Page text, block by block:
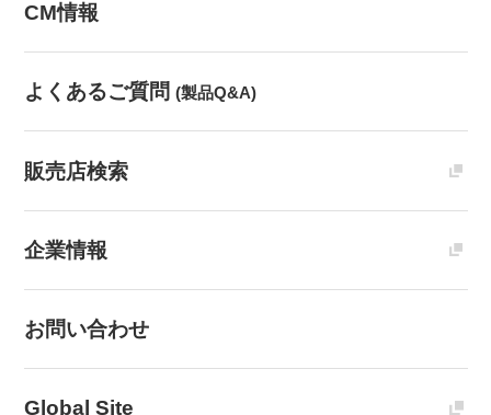
CM情報
よくあるご質問 (製品Q&A)
販売店検索
企業情報
お問い合わせ
Global Site